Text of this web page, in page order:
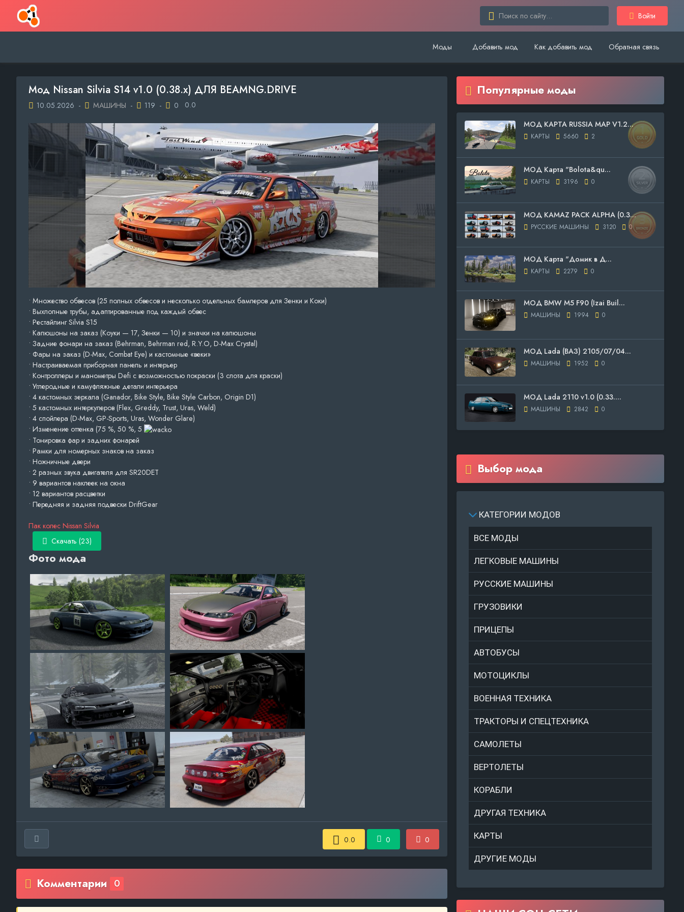
Войти
Моды Добавить мод Как добавить мод Обратная связь
Мод Nissan Silvia S14 v1.0 (0.38.x) ДЛЯ BEAMNG.DRIVE
10.05.2026 - МАШИНЫ - 119 - 0 0.0
• Множество обвесов (25 полных обвесов и несколько отдельных бамперов для Зенки и Коки)
• Выхлопные трубы, адаптированные под каждый обвес
• Рестайлинг Silvia S15
• Капюшоны на заказ (Коуки — 17, Зенки — 10) и значки на капюшоны
• Задние фонари на заказ (Behrman, Behrman red, R.Y.O, D-Max Crystal)
• Фары на заказ (D-Max, Сombat Eye) и кастомные «веки»
• Настраиваемая приборная панель и интерьер
• Контроллеры и манометры Defi с возможностью покраски (3 слота для краски)
• Углеродные и камуфляжные детали интерьера
• 4 кастомных зеркала (Ganador, Bike Style, Bike Style Carbon, Origin D1)
• 5 кастомных интеркулеров (Flex, Greddy, Trust, Uras, Weld)
• 4 спойлера (D-Max, GP-Sports, Uras, Wonder Glare)
• Изменение оттенка (75 %, 50 %, 5
• Тонировка фар и задних фонарей
• Рамки для номерных знаков на заказ
• Ножничные двери
• 2 разных звука двигателя для SR20DET
• 9 вариантов наклеек на окна
• 12 вариантов расцветки
• Передняя и задняя подвески DriftGear
Пак колес Nissan Silvia
Скачать (23)
Фото мода
0.0 0 0
Комментарии 0
Популярные моды
МОД КАРТА RUSSIA MAP V1.2...
КАРТЫ 5660 2
МОД Карта "Bolota&qu...
КАРТЫ 3196 0
МОД KAMAZ PACK ALPHA (0.3...
РУССКИЕ МАШИНЫ 3120 0
МОД Карта "Домик в Д...
КАРТЫ 2279 0
МОД BMW M5 F90 (Izai Buil...
МАШИНЫ 1994 0
МОД Lada (ВАЗ) 2105/07/04...
МАШИНЫ 1952 0
МОД Lada 2110 v1.0 (0.33....
МАШИНЫ 2842 0
Выбор мода
КАТЕГОРИИ МОДОВ
ВСЕ МОДЫ
ЛЕГКОВЫЕ МАШИНЫ
РУССКИЕ МАШИНЫ
ГРУЗОВИКИ
ПРИЦЕПЫ
АВТОБУСЫ
МОТОЦИКЛЫ
ВОЕННАЯ ТЕХНИКА
ТРАКТОРЫ И СПЕЦТЕХНИКА
САМОЛЕТЫ
ВЕРТОЛЕТЫ
КОРАБЛИ
ДРУГАЯ ТЕХНИКА
КАРТЫ
ДРУГИЕ МОДЫ